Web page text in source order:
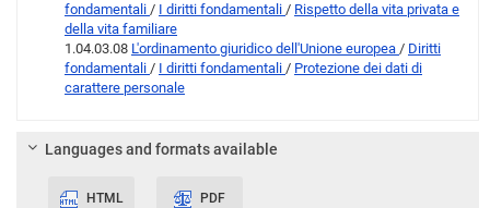
fondamentali / I diritti fondamentali / Rispetto della vita privata e
della vita familiare
1.04.03.08 L'ordinamento giuridico dell'Unione europea / Diritti
fondamentali / I diritti fondamentali / Protezione dei dati di
carattere personale
Languages and formats available
HTML PDF